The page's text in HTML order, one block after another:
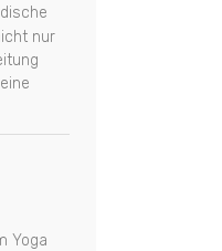
nur
Yoga